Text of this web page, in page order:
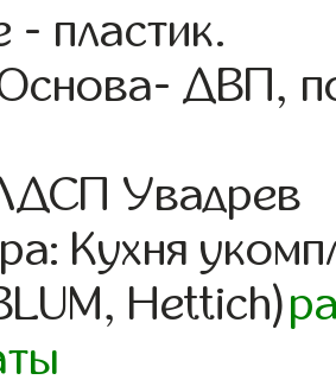
- пластик.
ДВП,
Увадрев
Кухня
Hettich)